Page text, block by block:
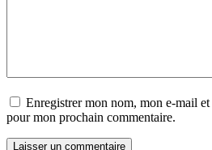
Enregistrer mon nom, mon e-mail
pour mon prochain commentaire.